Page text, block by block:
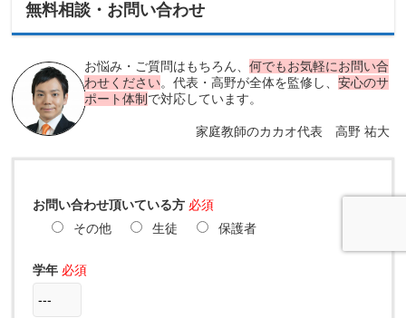
無料相談・お問い合わせ
お悩み・ご質問はもちろん、何でもお気軽にお問い合
わせください。代表・高野が全体を監修し、安心のサ
ポート体制 で対応しています。
家庭教師のカカオ代表 高野 祐大
お問い合わせ頂いている方 必須
その他
生徒 保護者
学年 必須